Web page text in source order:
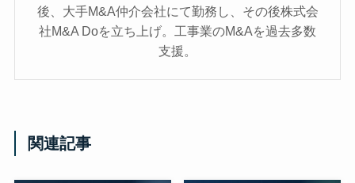
後、大手M&A仲介会社にて勤務し、その後株式会
社M&A Doを立ち上げ。工事業のM&Aを過去多数
支援。
関連記事